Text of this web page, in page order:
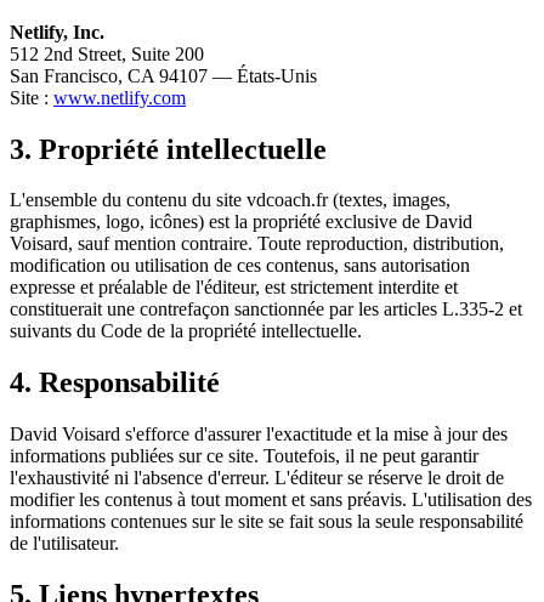
Netlify, Inc.
512 2nd Street, Suite 200
San Francisco, CA 94107 — États-Unis
Site : www.netlify.com
3. Propriété intellectuelle
L'ensemble du contenu du site vdcoach.fr (textes, images,
graphismes, logo, icônes) est la propriété exclusive de David
Voisard, sauf mention contraire. Toute reproduction, distribution,
modification ou utilisation de ces contenus, sans autorisation
expresse et préalable de l'éditeur, est strictement interdite et
constituerait une contrefaçon sanctionnée par les articles L.335-2 et
suivants du Code de la propriété intellectuelle.
4. Responsabilité
David Voisard s'efforce d'assurer l'exactitude et la mise à jour des
informations publiées sur ce site. Toutefois, il ne peut garantir
l'exhaustivité ni l'absence d'erreur. L'éditeur se réserve le droit de
modifier les contenus à tout moment et sans préavis. L'utilisation des
informations contenues sur le site se fait sous la seule responsabilité
de l'utilisateur.
5. Liens hypertextes